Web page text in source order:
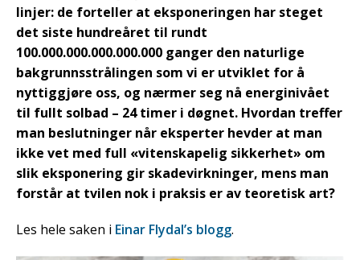
linjer: de forteller at eksponeringen har steget
det siste hundreåret til rundt
100.000.000.000.000.000 ganger den naturlige
bakgrunnsstrålingen som vi er utviklet for å
nyttiggjøre oss, og nærmer seg nå energinivået
til fullt solbad – 24 timer i døgnet. Hvordan treffer
man beslutninger når eksperter hevder at man
ikke vet med full «vitenskapelig sikkerhet» om
slik eksponering gir skadevirkninger, mens man
forstår at tvilen nok i praksis er av teoretisk art?
Les hele saken i Einar Flydal’s blogg.